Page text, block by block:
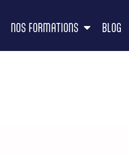
NOS FORMATIONS BLOG